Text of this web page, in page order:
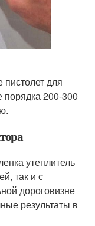
пистолет для
порядка 200-300
утеплитель
так и с
дороговизне
результаты в